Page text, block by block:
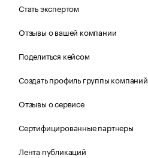
Стать экспертом
Отзывы о вашей компании
Поделиться кейсом
Создать профиль группы компаний
Отзывы о сервисе
Сертифицированные партнеры
Лента публикаций